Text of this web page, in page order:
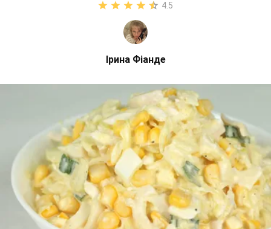
4.5
Ірина Фіанде